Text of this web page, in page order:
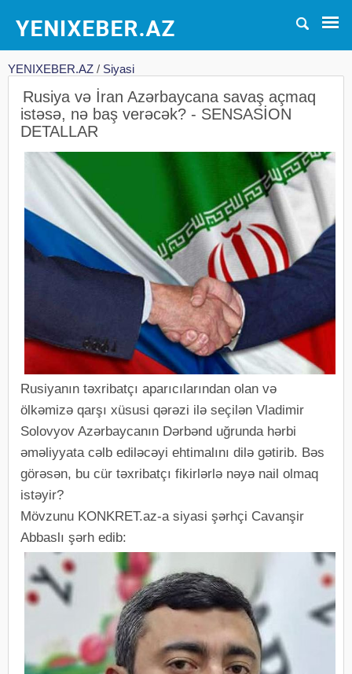
YENIXEBER.AZ / Siyasi
Rusiya və İran Azərbaycana savaş açmaq
istəsə, nə baş verəcək? - SENSASİON
DETALLAR
Rusiyanın təxribatçı aparıcılarından olan və
ölkəmizə qarşı xüsusi qərəzi ilə seçilən Vladimir
Solovyov Azərbaycanın Dərbənd uğrunda hərbi
əməliyyata cəlb ediləcəyi ehtimalını dilə gətirib. Bəs
görəsən, bu cür təxribatçı fikirlərlə nəyə nail olmaq
istəyir?
Mövzunu KONKRET.az-a siyasi şərhçi Cavanşir
Abbaslı şərh edib: